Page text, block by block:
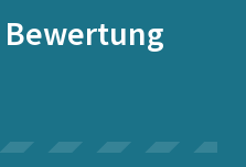
Bewertung